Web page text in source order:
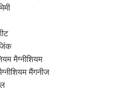
मैग्नीशियम
मैंगनीज